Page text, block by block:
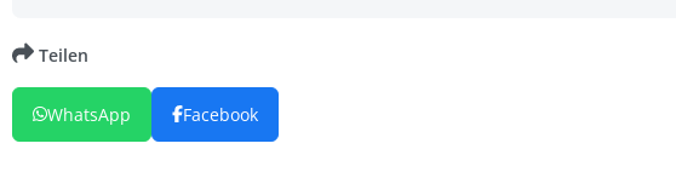
Teilen
WhatsApp Facebook